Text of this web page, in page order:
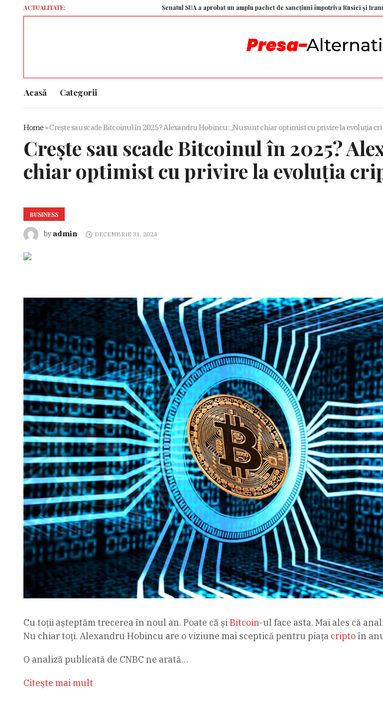
ACTUALITATE: Senatul SUA a aprobat un amplu pachet de sancțiuni împotriva Rusiei și Iranului. Măsurile
Acasă Categorii
Home »Crește sau scade Bitcoinul în 2025? Alexandru Hobincu: „Nu sunt chiar optimist cu privire la evoluția
Crește sau scade Bitcoinul în 2025?
chiar optimist cu privire la evoluția
BUSINESS
by admin DECEMBRIE 31, 2024
Cu toții așteptăm trecerea în noul an. Poate că șiBitcoin-ul face asta. Mai ales că
Nu chiar toți. Alexandru Hobincu are o viziune mai sceptică pentru piața criptoîn
O analiză publicată de CNBC ne arată…
Citeşte mai mult